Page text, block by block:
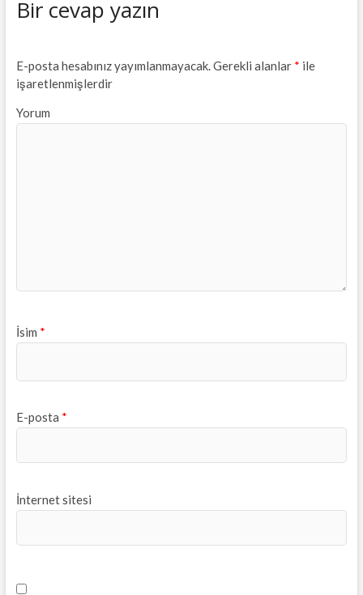
Bir cevap yazın
E-posta hesabınız yayımlanmayacak.Gerekli alanlar * ile
işaretlenmişlerdir
Yorum
İsim *
E-posta *
İnternet sitesi